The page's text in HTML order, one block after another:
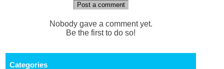
Post a comment
Nobody gave a comment yet.
Be the first to do so!
Categories